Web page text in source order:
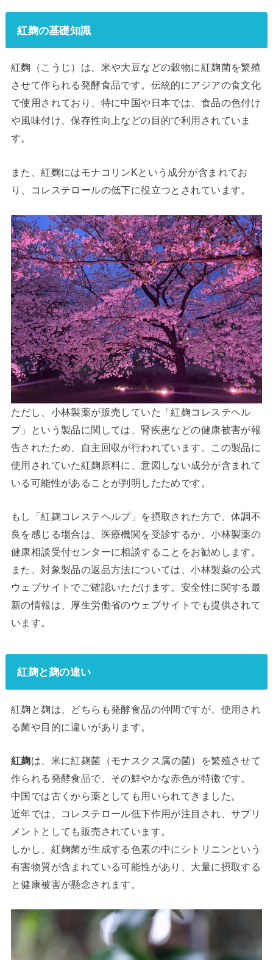
紅麹の基礎知識
紅麴（こうじ）は、米や大豆などの穀物に紅麹菌を繁殖
させて作られる発酵食品です。伝統的にアジアの食文化
で使用されており、特に中国や日本では、食品の色付け
や風味付け、保存性向上などの目的で利用されていま
す。
また、紅麴にはモナコリンKという成分が含まれてお
り、コレステロールの低下に役立つとされています。
ただし、小林製薬が販売していた「紅麹コレステヘル
プ」という製品に関しては、腎疾患などの健康被害が報
告されたため、自主回収が行われています。この製品に
使用されていた紅麹原料に、意図しない成分が含まれて
いる可能性があることが判明したためです。
もし「紅麹コレステヘルプ」を摂取された方で、体調不
良を感じる場合は、医療機関を受診するか、小林製薬の
健康相談受付センターに相談することをお勧めします。
また、対象製品の返品方法については、小林製薬の公式
ウェブサイトでご確認いただけます。安全性に関する最
新の情報は、厚生労働省のウェブサイトでも提供されて
います。
紅麹と麹の違い
紅麹と麹は、どちらも発酵食品の仲間ですが、使用され
る菌や目的に違いがあります。
紅麹は、米に紅麹菌（モナスクス属の菌）を繁殖させて
作られる発酵食品で、その鮮やかな赤色が特徴です。
中国では古くから薬としても用いられてきました。
近年では、コレステロール低下作用が注目され、サプリ
メントとしても販売されています。
しかし、紅麹菌が生成する色素の中にシトリニンという
有害物質が含まれている可能性があり、大量に摂取する
と健康被害が懸念されます。